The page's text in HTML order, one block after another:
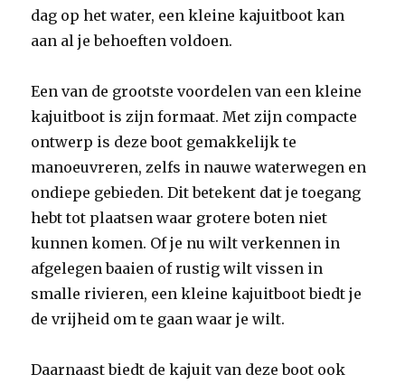
dag op het water, een kleine kajuitboot kan
aan al je behoeften voldoen.
Een van de grootste voordelen van een kleine
kajuitboot is zijn formaat. Met zijn compacte
ontwerp is deze boot gemakkelijk te
manoeuvreren, zelfs in nauwe waterwegen en
ondiepe gebieden. Dit betekent dat je toegang
hebt tot plaatsen waar grotere boten niet
kunnen komen. Of je nu wilt verkennen in
afgelegen baaien of rustig wilt vissen in
smalle rivieren, een kleine kajuitboot biedt je
de vrijheid om te gaan waar je wilt.
Daarnaast biedt de kajuit van deze boot ook